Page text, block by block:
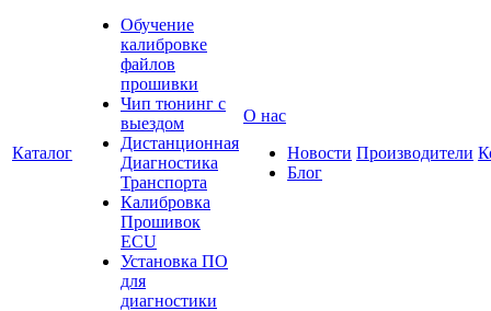
Каталог
Обучение
калибровке
файлов
прошивки
Чип тюнинг с
выездом
Дистанционная
Диагностика
Транспорта
Калибровка
Прошивок
ECU
Установка ПО
для
диагностики
О нас
Новости
Блог
Производители